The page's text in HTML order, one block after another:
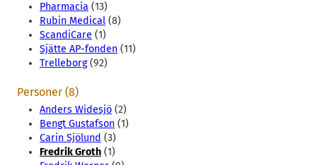
Pharmacia (13)
Rubin Medical (8)
ScandiCare (1)
Sjätte AP-fonden (11)
Trelleborg(92)
Personer (8)
Anders Widesjö (2)
Bengt Gustafson (1)
Carin Sjölund (3)
Fredrik Groth (1)